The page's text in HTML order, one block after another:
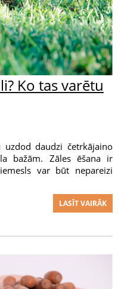
Ko tas varētu
daudzi četrkājaino
bažām. Zāles ēšana ir
var būt nepareizi
LASĪT VAIRĀK